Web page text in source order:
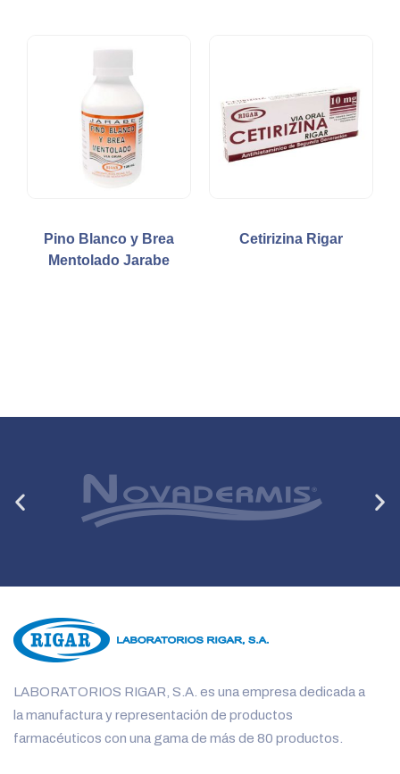
Pino Blanco y Brea
Mentolado Jarabe
Cetirizina Rigar
Anterior
LABORATORIOS RIGAR, S.A. es una empresa dedicada a
la manufactura y representación de productos
farmacéuticos con una gama de más de 80 productos.